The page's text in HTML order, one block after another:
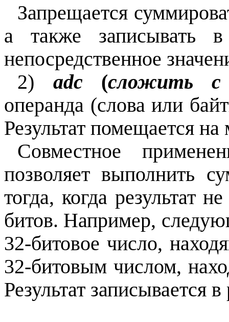
Запрещается
а также записывать в
непосредственное
2) adc (сложить с
операнда (слова или
Результат помещается
Совместное
позволяет выполнить
тогда, когда
битов. Например,
32-битовое число,
32-битовым числом,
Результат записывается